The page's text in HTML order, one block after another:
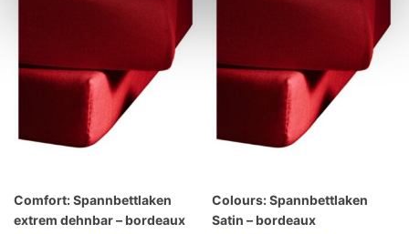
Comfort: Spannbettlaken
extrem dehnbar – bordeaux
Colours: Spannbettlaken
Satin – bordeaux